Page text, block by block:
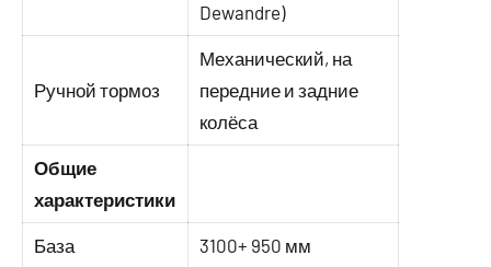
Dewandre)
Ручной тормоз
Механический, на
передние и задние
колёса
Общие
характеристики
База 3100+ 950 мм